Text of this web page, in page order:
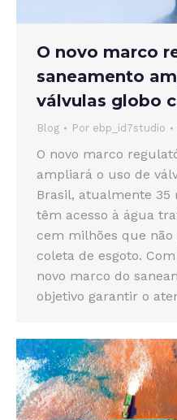
O novo marco
saneamento
válvulas globo
Blog Por ebp_id7studio
O novo marco
ampliará o uso de
Brasil, atualmente 35
têm acesso à água
cem milhões que não
coleta de esgoto.
novo marco do
objetivo garantir o